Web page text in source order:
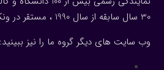
30 سال سابقه از سال 1990 ، مستقر در ونکوور کانادا
وب سایت های دیگر گروه ما را نیز ببینید: